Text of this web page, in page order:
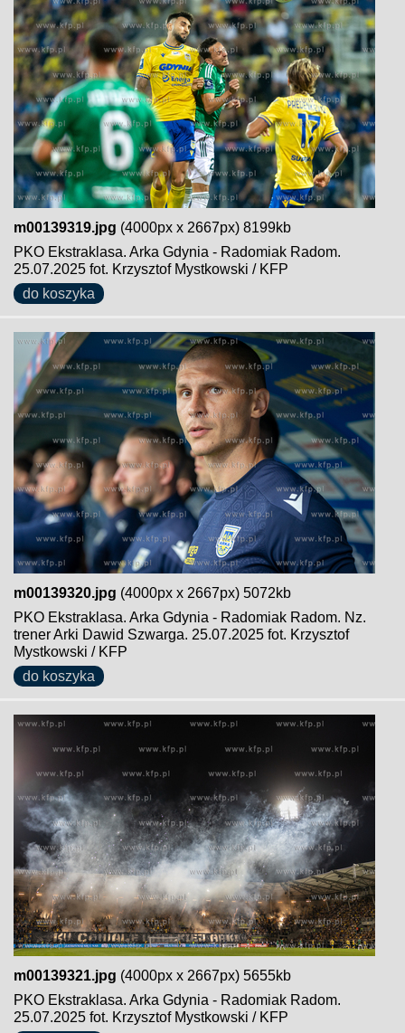
m00139319.jpg (4000px x 2667px) 8199kb
PKO Ekstraklasa. Arka Gdynia - Radomiak Radom.
25.07.2025 fot. Krzysztof Mystkowski / KFP
do koszyka
m00139320.jpg (4000px x 2667px) 5072kb
PKO Ekstraklasa. Arka Gdynia - Radomiak Radom. Nz.
trener Arki Dawid Szwarga. 25.07.2025 fot. Krzysztof
Mystkowski / KFP
do koszyka
m00139321.jpg (4000px x 2667px) 5655kb
PKO Ekstraklasa. Arka Gdynia - Radomiak Radom.
25.07.2025 fot. Krzysztof Mystkowski / KFP